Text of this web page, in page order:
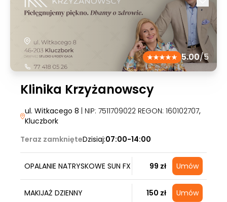
5.00/5
Klinika Krzyżanowscy
ul. Witkacego 8 | NIP: 7511709022 REGON: 160102707,
Kluczbork
Teraz zamknięteDzisiaj:07:00-14:00
OPALANIE NATRYSKOWE SUN FX 99 zł Umów
MAKIJAŻ DZIENNY 150 zł Umów